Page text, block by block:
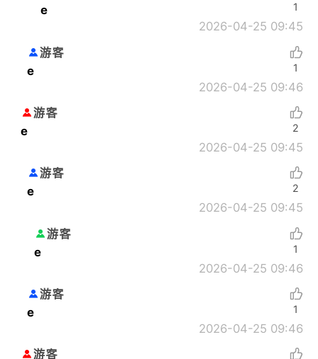
e
2026-04-25 09:45
1
游客
e
2026-04-25 09:46
1
游客
e
2026-04-25 09:45
2
游客
e
2026-04-25 09:45
2
游客
e
2026-04-25 09:46
1
游客
e
2026-04-25 09:46
1
游客